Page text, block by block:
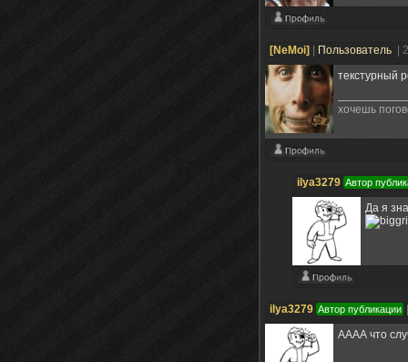
[NeMoi] Пользователь
|
текстурный
хочешь
ilya3279 Автор
Да я
ilya3279 Автор публикации
АААА что